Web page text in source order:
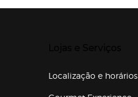
Localização e horários